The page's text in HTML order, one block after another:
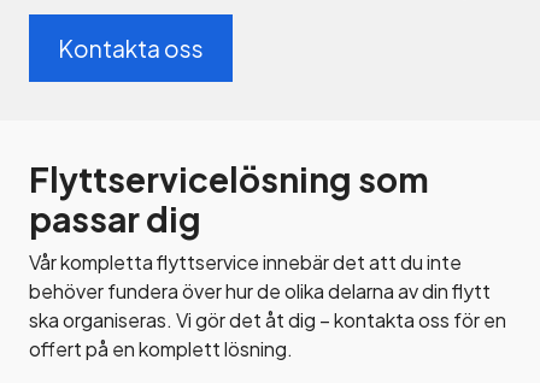
Kontakta oss
Flyttservicelösning som
passar dig
Vår kompletta flyttservice innebär det att du inte
behöver fundera över hur de olika delarna av din flytt
ska organiseras. Vi gör det åt dig – kontakta oss för en
offert på en komplett lösning.